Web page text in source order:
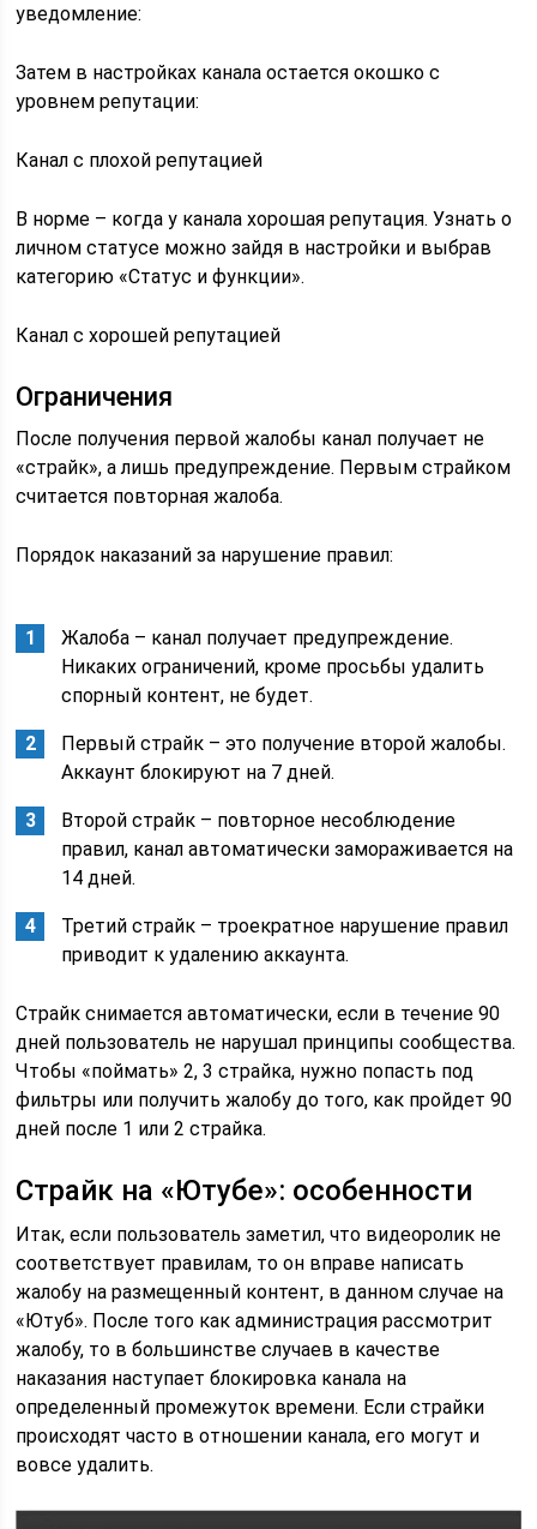
уведомление:
Затем в настройках канала остается окошко с
уровнем репутации:
Канал с плохой репутацией
В норме – когда у канала хорошая репутация. Узнать о
личном статусе можно зайдя в настройки и выбрав
категорию «Статус и функции».
Канал с хорошей репутацией
Ограничения
После получения первой жалобы канал получает не
«страйк», а лишь предупреждение. Первым страйком
считается повторная жалоба.
Порядок наказаний за нарушение правил:
Жалоба – канал получает предупреждение.
Никаких ограничений, кроме просьбы удалить
спорный контент, не будет.
Первый страйк – это получение второй жалобы.
Аккаунт блокируют на 7 дней.
Второй страйк – повторное несоблюдение
правил, канал автоматически замораживается на
14 дней.
Третий страйк – троекратное нарушение правил
приводит к удалению аккаунта.
Страйк снимается автоматически, если в течение 90
дней пользователь не нарушал принципы сообщества.
Чтобы «поймать» 2, 3 страйка, нужно попасть под
фильтры или получить жалобу до того, как пройдет 90
дней после 1 или 2 страйка.
Страйк на «Ютубе»: особенности
Итак, если пользователь заметил, что видеоролик не
соответствует правилам, то он вправе написать
жалобу на размещенный контент, в данном случае на
«Ютуб». После того как администрация рассмотрит
жалобу, то в большинстве случаев в качестве
наказания наступает блокировка канала на
определенный промежуток времени. Если страйки
происходят часто в отношении канала, его могут и
вовсе удалить.